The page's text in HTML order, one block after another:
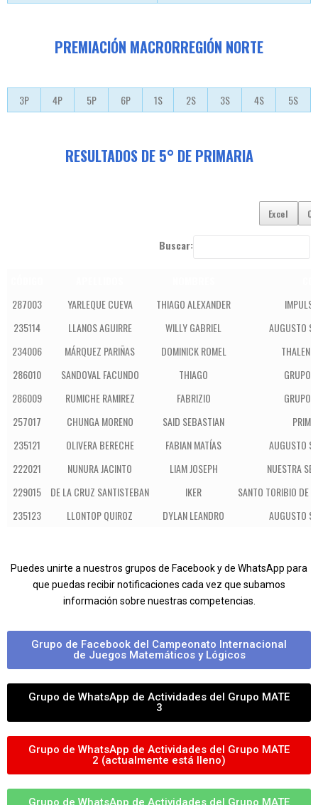
PREMIACIÓN MACRORREGIÓN NORTE
3P 4P 5P 6P 1S 2S 3S 4S 5S
RESULTADOS DE 5° DE PRIMARIA
Excel
Buscar:
287003
YARLEQUE CUEVA THIAGO ALEXANDER
235114
LLANOS AGUIRRE WILLY GABRIEL
AUGUSTO
234006
MÁRQUEZ PARIÑAS DOMINICK ROMEL
286010
SANDOVAL FACUNDO THIAGO
GRUPO
286009
RUMICHE RAMIREZ FABRIZIO
GRUPO
257017
CHUNGA MORENO SAID SEBASTIAN
235121
OLIVERA BERECHE FABIAN MATÍAS
AUGUSTO
222021
NUNURA JACINTO LIAM JOSEPH
NUESTRA
229015
DE LA CRUZ SANTISTEBAN IKER
SANTO TORIBIO DE
235123
LLONTOP QUIROZ DYLAN LEANDRO AUGUSTO
Puedes unirte a nuestros grupos de Facebook y de WhatsApp para
que puedas recibir notificaciones cada vez que subamos
información sobre nuestras competencias.
Grupo de Facebook del Campeonato Internacional
de Juegos Matemáticos y Lógicos
Grupo de WhatsApp de Actividades del Grupo MATE
3
Grupo de WhatsApp de Actividades del Grupo MATE
2 (actualmente está lleno)
Grupo de WhatsApp de Actividades del Grupo MATE